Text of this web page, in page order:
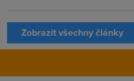
Zobrazit všechny články